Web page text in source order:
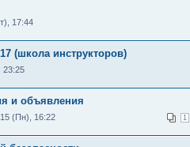
17:44
(школа инструкторов)
23:25
и объявления
1
(Пн), 16:22